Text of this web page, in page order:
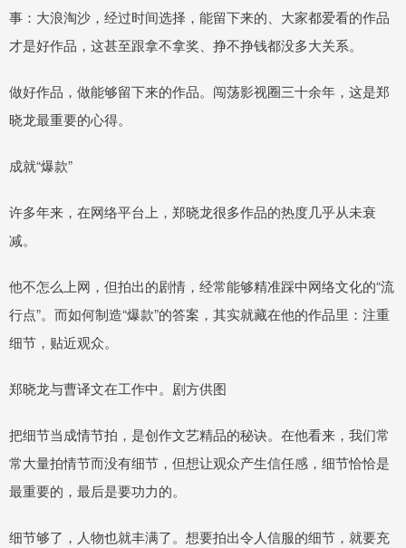
事：大浪淘沙，经过时间选择，能留下来的、大家都爱看的作品
才是好作品，这甚至跟拿不拿奖、挣不挣钱都没多大关系。
做好作品，做能够留下来的作品。闯荡影视圈三十余年，这是郑
晓龙最重要的心得。
成就“爆款”
许多年来，在网络平台上，郑晓龙很多作品的热度几乎从未衰
减。
他不怎么上网，但拍出的剧情，经常能够精准踩中网络文化的“流
行点”。而如何制造“爆款”的答案，其实就藏在他的作品里：注重
细节，贴近观众。
郑晓龙与曹译文在工作中。剧方供图
把细节当成情节拍，是创作文艺精品的秘诀。在他看来，我们常
常大量拍情节而没有细节，但想让观众产生信任感，细节恰恰是
最重要的，最后是要功力的。
细节够了，人物也就丰满了。想要拍出令人信服的细节，就要充